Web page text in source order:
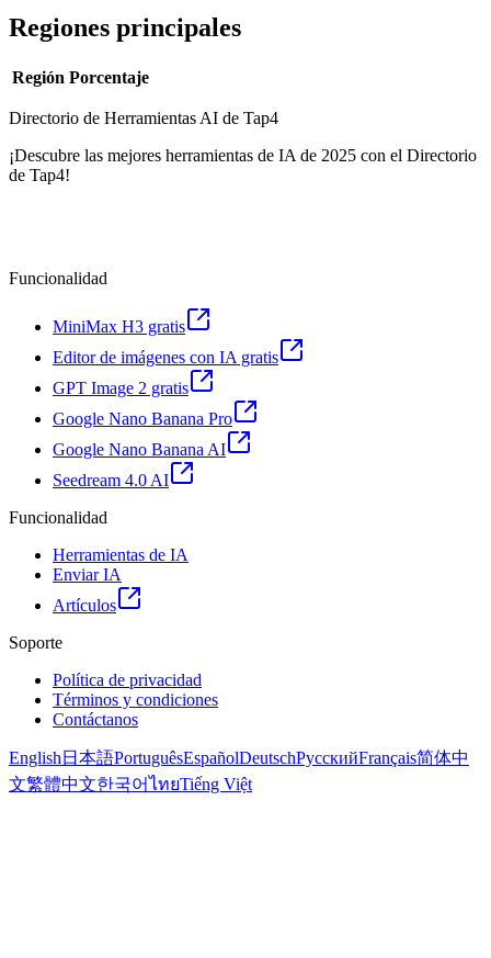
Regiones principales
Región Porcentaje
Directorio de Herramientas AI de Tap4
¡Descubre las mejores herramientas de IA de 2025 con el Directorio
de Tap4!
Funcionalidad
MiniMax H3 gratis
Editor de imágenes con IA gratis
GPT Image 2 gratis
Google Nano Banana Pro
Google Nano Banana AI
Seedream 4.0 AI
Funcionalidad
Herramientas de IA
Enviar IA
Artículos
Soporte
Política de privacidad
Términos y condiciones
Contáctanos
English 日本語PortuguêsEspañolDeutschРусскийFrançais简体中
文繁體中文한국어ไทยTiếng Việt